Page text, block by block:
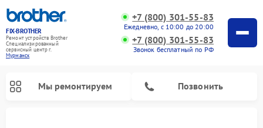
FIX-BROTHER
Ремонт устройств Brother
Специализированный
cервисный центр г.
Мурманск
+7 (800) 301-55-83
Ежедневно, с 10:00 до 20:00
+7 (800) 301-55-83
Звонок бесплатный по РФ
Мы ремонтируем Позвонить